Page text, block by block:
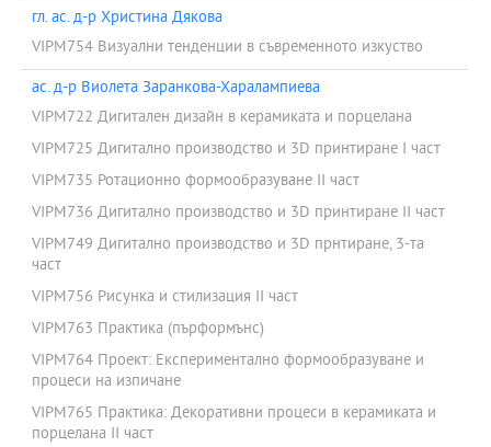
гл. ас. д-р Христина Дякова
VIPM754 Визуални тенденции в съвременното изкуство
ас. д-р Виолета Заранкова-Харалампиева
VIPM722 Дигитален дизайн в керамиката и порцелана
VIPM725 Дигитално производство и 3D принтиране І част
VIPM735 Ротационно формообразуване ІІ част
VIPM736 Дигитално производство и 3D принтиране ІІ част
VIPM749 Дигитално производство и 3D прнтиране, 3-та
част
VIPM756 Рисунка и стилизация II част
VIPM763 Практика (пърформънс)
VIPM764 Проект: Експериментално формообразуване и
процеси на изпичане
VIPM765 Практика: Декоративни процеси в керамиката и
порцелана ІІ част